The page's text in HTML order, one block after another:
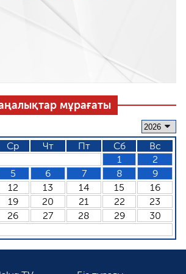
мұрағаты
Ср Чт Пт Сб
Вс
1
2
5 6 7 8
9
12 13 14 15
16
19 20 21 22
23
26 27 28 29
30